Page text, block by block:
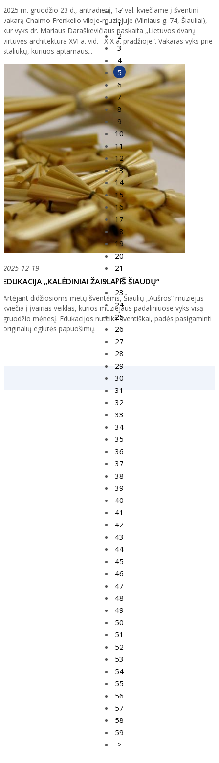
2025 m. gruodžio 23 d., antradienį, 17 val. kviečiame į šventinį
vakarą Chaimo Frenkelio viloje-muziejuje (Vilniaus g. 74, Šiauliai),
kur vyks dr. Mariaus Daraškevičiaus paskaita „Lietuvos dvarų
virtuvės architektūra XVI a. vid.– X X a. pradžioje“. Vakaras vyks prie
staliukų, kuriuos aptarnaus...
2025-12-19
EDUKACIJA „KALĖDINIAI ŽAISLAI IŠ ŠIAUDŲ“
Artėjant didžiosioms metų šventėms, Šiaulių „Aušros“ muziejus
kviečia į įvairias veiklas, kurios muziejaus padaliniuose vyks visą
gruodžio mėnesį. Edukacijos nuteiks šventiškai, padės pasigaminti
originalių eglutės papuošimų.
<
1
2
3
4
5
6
7
8
9
10
11
12
13
14
15
16
17
18
19
20
21
22
23
24
25
26
27
28
29
30
31
32
33
34
35
36
37
38
39
40
41
42
43
44
45
46
47
48
49
50
51
52
53
54
55
56
57
58
59
>